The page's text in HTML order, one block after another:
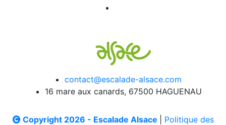
contact@escalade-alsace.com
16 mare aux canards, 67500 HAGUENAU
Copyright 2026 - Escalade Alsace
Politique des